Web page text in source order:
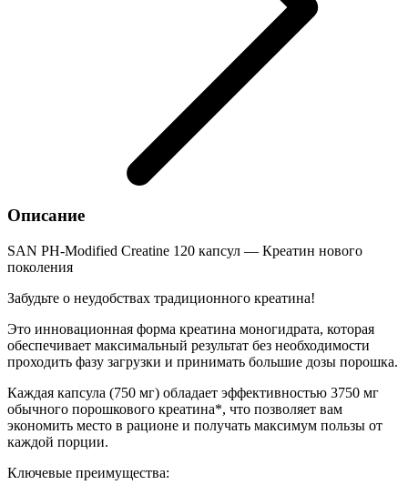
Описание
SAN PH-Modified Creatine 120 капсул — Креатин нового
поколения
Забудьте о неудобствах традиционного креатина!
Это инновационная форма креатина моногидрата, которая
обеспечивает максимальный результат без необходимости
проходить фазу загрузки и принимать большие дозы порошка.
Каждая капсула (750 мг) обладает эффективностью 3750 мг
обычного порошкового креатина*, что позволяет вам
экономить место в рационе и получать максимум пользы от
каждой порции.
Ключевые преимущества: